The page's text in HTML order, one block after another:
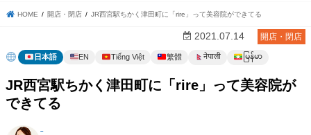
HOME 開店・閉店 JR西宮駅ちかく津田町に「rire」って美容院ができてる
開店・閉店
2021.07.14
日本語 EN Tiếng Việt 繁體 नेपाली မြန်မာ
JR西宮駅ちかく津田町に「rire」って美容院が
できてる